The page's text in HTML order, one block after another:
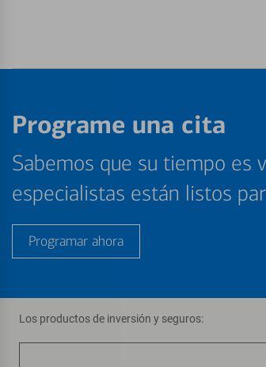
Programe una cita
Sabemos que su tiempo es
especialistas están listos
Programar ahora
Los productos de inversión y seguros: